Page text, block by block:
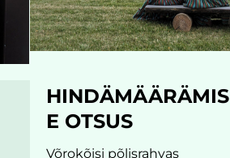
HINDÄMÄÄRÄMIS
E OTSUS
Võrokõisi põlisrahvas